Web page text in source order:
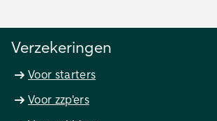
Verzekeringen
Voor starters
Voor zzp'ers